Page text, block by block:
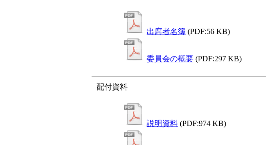
出席者名簿 (PDF:56 KB)
委員会の概要 (PDF:297 KB)
配付資料
説明資料 (PDF:974 KB)